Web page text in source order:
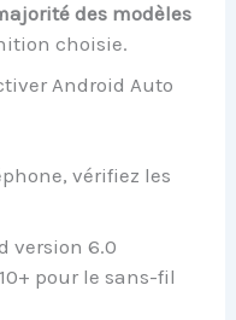
des modèles
choisie.
Android Auto
vérifiez les
version 6.0
pour le sans-fil